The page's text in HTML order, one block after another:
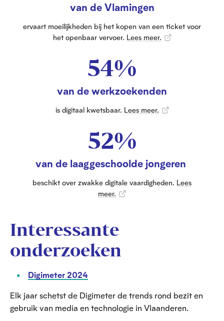
van de Vlamingen
ervaart moeilijkheden bij het kopen van een ticket voor
het openbaar vervoer. Lees meer.
54%
van de werkzoekenden
is digitaal kwetsbaar. Lees meer.
52%
van de laaggeschoolde jongeren
beschikt over zwakke digitale vaardigheden. Lees
meer.
Interessante
onderzoeken
Digimeter 2024
Elk jaar schetst de Digimeter de trends rond bezit en
gebruik van media en technologie in Vlaanderen.